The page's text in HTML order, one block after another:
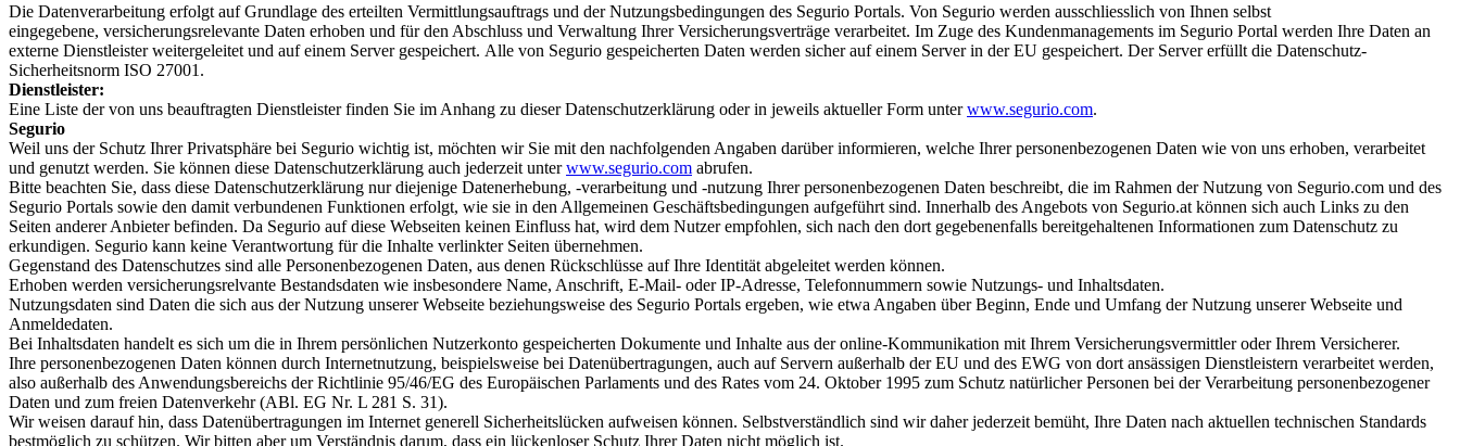
Die Datenverarbeitung erfolgt auf Grundlage des erteilten Vermittlungsauftrags und der Nutzungsbedingungen des Segurio Portals. Von Segurio werden ausschliesslich von Ihnen selbst
eingegebene, versicherungsrelevante Daten erhoben und für den Abschluss und Verwaltung Ihrer Versicherungsverträge verarbeitet. Im Zuge des Kundenmanagements im Segurio Portal werden Ihre Daten an
externe Dienstleister weitergeleitet und auf einem Server gespeichert. Alle von Segurio gespeicherten Daten werden sicher auf einem Server in der EU gespeichert. Der Server erfüllt die Datenschutz-
Sicherheitsnorm ISO 27001.
Dienstleister:
Eine Liste der von uns beauftragten Dienstleister finden Sie im Anhang zu dieser Datenschutzerklärung oder in jeweils aktueller Form unterwww.segurio.com.
Segurio
Weil uns der Schutz Ihrer Privatsphäre bei Segurio wichtig ist, möchten wir Sie mit den nachfolgenden Angaben darüber informieren, welche Ihrer personenbezogenen Daten wie von uns erhoben, verarbeitet
und genutzt werden. Sie können diese Datenschutzerklärung auch jederzeit unterwww.segurio.com abrufen.
Bitte beachten Sie, dass diese Datenschutzerklärung nur diejenige Datenerhebung, -verarbeitung und -nutzung Ihrer personenbezogenen Daten beschreibt, die im Rahmen der Nutzung von Segurio.com und des
Segurio Portals sowie den damit verbundenen Funktionen erfolgt, wie sie in den Allgemeinen Geschäftsbedingungen aufgeführt sind. Innerhalb des Angebots von Segurio.at können sich auch Links zu den
Seiten anderer Anbieter befinden. Da Segurio auf diese Webseiten keinen Einfluss hat, wird dem Nutzer empfohlen, sich nach den dort gegebenenfalls bereitgehaltenen Informationen zum Datenschutz zu
erkundigen. Segurio kann keine Verantwortung für die Inhalte verlinkter Seiten übernehmen.
Gegenstand des Datenschutzes sind alle Personenbezogenen Daten, aus denen Rückschlüsse auf Ihre Identität abgeleitet werden können.
Erhoben werden versicherungsrelvante Bestandsdaten wie insbesondere Name, Anschrift, E-Mail- oder IP-Adresse, Telefonnummern sowie Nutzungs- und Inhaltsdaten.
Nutzungsdaten sind Daten die sich aus der Nutzung unserer Webseite beziehungsweise des Segurio Portals ergeben, wie etwa Angaben über Beginn, Ende und Umfang der Nutzung unserer Webseite und
Anmeldedaten.
Bei Inhaltsdaten handelt es sich um die in Ihrem persönlichen Nutzerkonto gespeicherten Dokumente und Inhalte aus der online-Kommunikation mit Ihrem Versicherungsvermittler oder Ihrem Versicherer.
Ihre personenbezogenen Daten können durch Internetnutzung, beispielsweise bei Datenübertragungen, auch auf Servern außerhalb der EU und des EWG von dort ansässigen Dienstleistern verarbeitet werden,
also außerhalb des Anwendungsbereichs der Richtlinie 95/46/EG des Europäischen Parlaments und des Rates vom 24. Oktober 1995 zum Schutz natürlicher Personen bei der Verarbeitung personenbezogener
Daten und zum freien Datenverkehr (ABl. EG Nr. L 281 S. 31).
Wir weisen darauf hin, dass Datenübertragungen im Internet generell Sicherheitslücken aufweisen können. Selbstverständlich sind wir daher jederzeit bemüht, Ihre Daten nach aktuellen technischen Standards
bestmöglich zu schützen. Wir bitten aber um Verständnis darum, dass ein lückenloser Schutz Ihrer Daten nicht möglich ist.